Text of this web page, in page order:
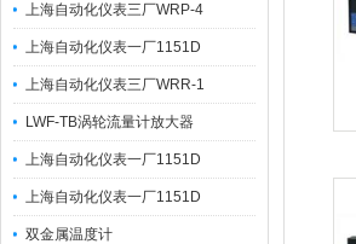
上海自动化仪表三厂WRP-4
上海自动化仪表一厂1151D
上海自动化仪表三厂WRR-1
LWF-TB涡轮流量计放大器
上海自动化仪表一厂1151D
上海自动化仪表一厂1151D
双金属温度计